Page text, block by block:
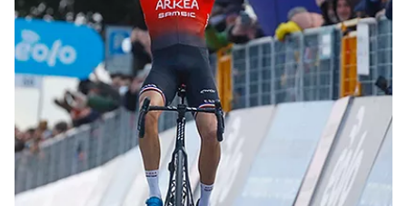
Herri-kirolak
Eskubaloia
Kirolak 360
Atletismoa